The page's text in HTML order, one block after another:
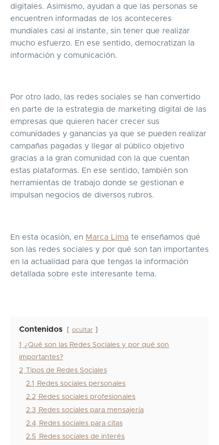
digitales. Asimismo, ayudan a que las personas se
encuentren informadas de los aconteceres
mundiales casi al instante, sin tener que realizar
mucho esfuerzo. En ese sentido, democratizan la
información y comunicación.
Por otro lado, las redes sociales se han convertido
en parte de la estrategia de marketing digital de las
empresas que quieren hacer crecer sus
comunidades y ganancias ya que se pueden realizar
campañas pagadas y llegar al público objetivo
gracias a la gran comunidad con la que cuentan
estas plataformas. En ese sentido, también son
herramientas de trabajo donde se gestionan e
impulsan negocios de diversos rubros.
En esta ocasión, en Marca Lima te enseñamos qué
son las redes sociales y por qué son tan importantes
en la actualidad para que tengas la información
detallada sobre este interesante tema.
Contenidos ocultar
1 ¿Qué son las Redes Sociales y por qué son
importantes?
2
Tipos de Redes Sociales
2.1
Redes sociales personales
2.2 Redes sociales profesionales
2.3 Redes sociales para mensajería
2.4 Redes sociales para citas
2.5
Redes sociales de interés